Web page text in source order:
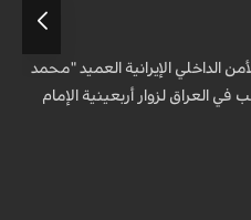
الداخلي الإيرانية العميد "محمد
العراق لزوار أربعينية الإمام